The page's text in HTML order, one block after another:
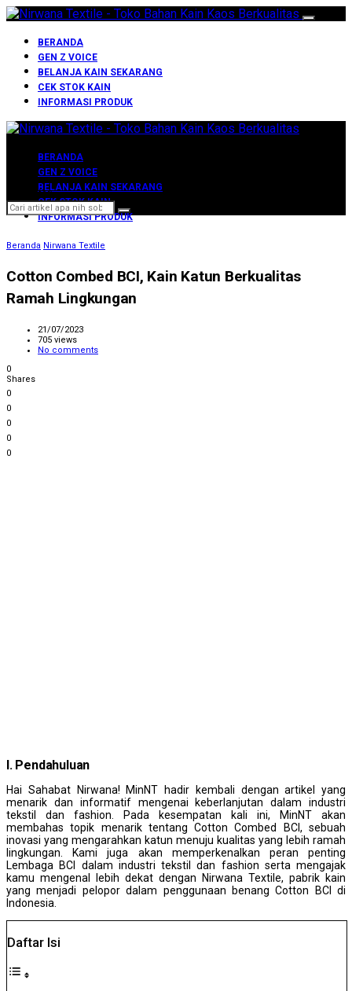
BERANDA
GEN Z VOICE
BELANJA KAIN SEKARANG
CEK STOK KAIN
INFORMASI PRODUK
BERANDA
GEN Z VOICE
BELANJA KAIN SEKARANG
CEK STOK KAIN
INFORMASI PRODUK
Search for:
Beranda Nirwana Textile
Cotton Combed BCI, Kain Katun Berkualitas
Ramah Lingkungan
21/07/2023
705 views
No comments
0
Shares
0
0
0
0
0
I. Pendahuluan
Hai Sahabat Nirwana! MinNT hadir kembali dengan artikel yang
menarik dan informatif mengenai keberlanjutan dalam industri
tekstil dan fashion. Pada kesempatan kali ini, MinNT akan
membahas topik menarik tentang Cotton Combed BCI, sebuah
inovasi yang mengarahkan katun menuju kualitas yang lebih ramah
lingkungan. Kami juga akan memperkenalkan peran penting
Lembaga BCI dalam industri tekstil dan fashion serta mengajak
kamu mengenal lebih dekat dengan Nirwana Textile, pabrik kain
yang menjadi pelopor dalam penggunaan benang Cotton BCI di
Indonesia.
Daftar Isi